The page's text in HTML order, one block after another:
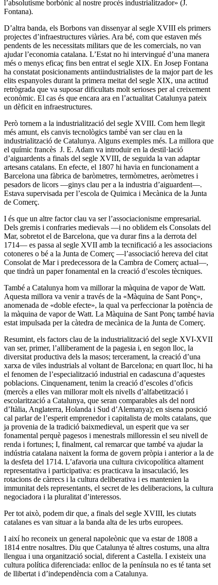
l’absolutisme borbònic al nostre procés industrialitzador» (J.
Fontana).
D’altra banda, els Borbons van dissenyar al segle XVIII els primers
projectes d’infraestructures viàries. Ara bé, com que estaven més
pendents de les necessitats militars que de les comercials, no van
ajudar l’economia catalana. L’Estat no hi intervingué d’una manera
més o menys eficaç fins ben entrat el segle XIX. En Josep Fontana
ha constatat posicionaments antiindustrialistes de la major part de les
elits espanyoles durant la primera meitat del segle XIX, una actitud
retrògrada que va suposar dificultats molt serioses per al creixement
econòmic. El cas és que encara ara en l’actualitat Catalunya pateix
un dèficit en infraestructures.
Però tornem a la industrialització del segle XVIII. Com hem llegit
més amunt, els canvis tecnològics també van ser clau en la
industrialització de Catalunya. Alguns exemples més. La millora que
el químic francès J. E. Adam va introduir en la destil·lació
d’aiguardents a finals del segle XVIII, de seguida la van adaptar
artesans catalans. En efecte, el 1807 hi havia en funcionament a
Barcelona una fàbrica de baròmetres, termòmetres, aeròmetres i
pesadors de licors ―ginys clau per a la industria d’aiguardent―.
Estava supervisada per l’escola de Quimica i Mecànica de la Junta
de Comerç.
I és que un altre factor clau va ser l’associacionisme empresarial.
Dels gremis i confraries medievals ―i no oblidem els Consolats del
Mar, sobretot el de Barcelona, que va durar fins a la derrota del
1714― es passa al segle XVII amb la tecnificació a les associacions
cotoneres o bé a la Junta de Comerç ―l’associació hereva del citat
Consolat de Mar i predecessora de la Cambra de Comerç actual―,
que tindrà un paper fonamental en la creació d’escoles tècniques.
També a Catalunya hom va millorar la màquina de vapor de Watt.
Aquesta millora va venir a través de la «Màquina de Sant Ponç»,
anomenada de «doble efecte», la qual va perfeccionar la potència de
la màquina de vapor de Watt. La Màquina de Sant Ponç també havia
estat impulsada per la càtedra de mecànica de la Junta de Comerç.
Resumint, els factors clau de la industrialització del segle XVI-XVII
van ser, primer, l’alliberament de la pagesia i, en segon lloc, la
diversitat productiva dels la masos; tercerament, la creació d’una
xarxa de viles industrials al voltant de Barcelona; en quart lloc, hi ha
el fenomen de l’especialització industrial en cadascuna d’aquestes
poblacions. Cinquenament, tenim la creació d’escoles d’oficis
(mercès a elles van millorar molt els nivells d’alfabetització i
escolarització a Catalunya, que seran comparables als del nord
d’Itàlia, Anglaterra, Holanda i Sud d’Alemanya); en sisena posició
cal parlar de l’esperit emprenedor i capitalista de molts catalans, que
ja provenia de la tradició baixmedieval, un esperit que va ser
fonamental perquè pagesos i menestrals milloressin el seu nivell de
renda i fortunes; I, finalment, cal remarcar que també va ajudar la
indústria catalana naixent la forma de govern pròpia i anterior a la de
la desfeta del 1714. L’afavoria una cultura civicopolítica altament
representativa i participativa: es practicava la insaculació, les
rotacions de càrrecs i la cultura deliberativa i es mantenien la
immunitat dels representants, el secret de les deliberacions, la cultura
negociadora i la pluralitat d’interessos.
Per tot això, podem dir que, a finals del segle XVIII, les ciutats
catalanes es van situar a la banda alta de les urbs europees.
I així ho reconeix un general napoleònic que va estar de 1808 a
1814 entre nosaltres. Diu que Catalunya té altres costums, una altra
llengua i una organització social, diferent a Castella. I existeix una
cultura política diferenciada: enlloc de la península no es té tanta set
de llibertat i d’independència com a Catalunya.